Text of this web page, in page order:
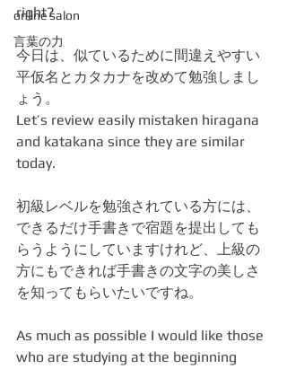
online salon
言葉の力
right?
今日は、似ているために間違えやすい
平仮名とカタカナを改めて勉強しまし
ょう。
Let’s review easily mistaken hiragana
and katakana since they are similar
today.
初級レベルを勉強されている方には、
できるだけ手書きで宿題を提出しても
らうようにしていますけれど、上級の
方にもできれば手書きの文字の美しさ
を知ってもらいたいですね。
As much as possible I would like those
who are studying at the beginning